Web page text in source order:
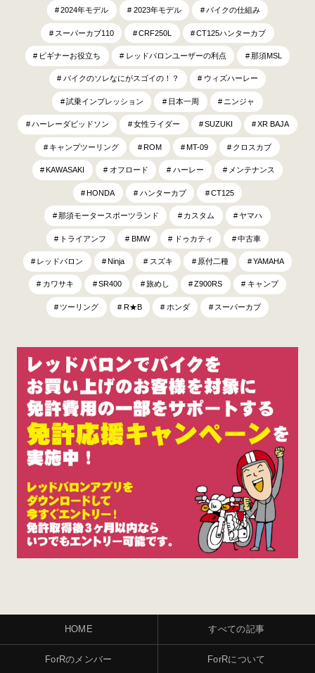
2024年モデル 2023年モデル バイクの仕組み
スーパーカブ110 CRF250L CT125ハンターカブ
ビギナーお役立ち レッドバロンユーザーの利点 那須MSL
バイクのソレなにがスゴイの！？ ウィズハーレー
試乗インプレッション 日本一周 ニンジャ
ハーレーダビッドソン 女性ライダー SUZUKI XR BAJA
キャンプツーリング ROM MT-09 クロスカブ
KAWASAKI オフロード ハーレー メンテナンス
HONDA ハンターカブ CT125
那須モータースポーツランド カスタム ヤマハ
トライアンフ BMW ドゥカティ 中古車
レッドバロン Ninja スズキ 原付二種 YAMAHA
カワサキ SR400 旅めし Z900RS キャンプ
ツーリング R★B ホンダ スーパーカブ
HOME すべての記事
ForRのメンバー ForRについて